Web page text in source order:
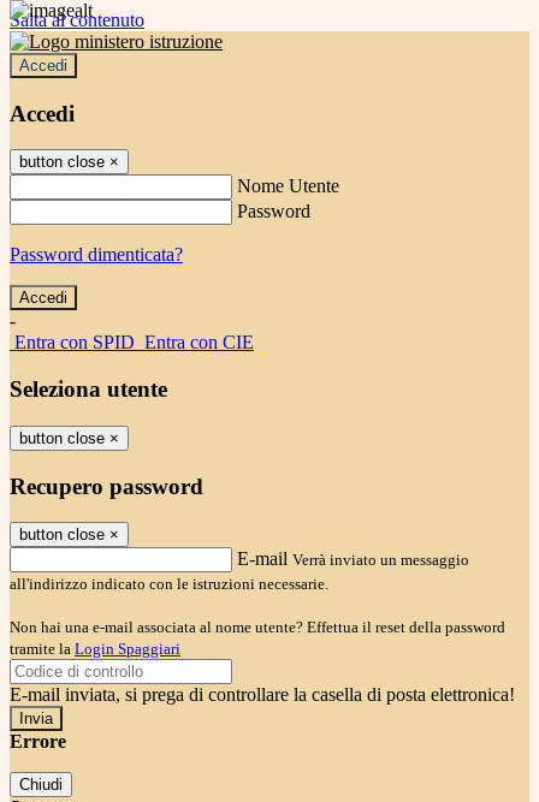
Salta al contenuto
Accedi
Accedi
button close ×
Nome Utente
Password
Password dimenticata?
-
Entra con SPID Entra con CIE
Seleziona utente
button close ×
Recupero password
button close ×
E-mail Verrà inviato un messaggio
all'indirizzo indicato con le istruzioni necessarie.
Non hai una e-mail associata al nome utente? Effettua il reset della password
tramite la Login Spaggiari
E-mail inviata, si prega di controllare la casella di posta elettronica!
Errore
Chiudi